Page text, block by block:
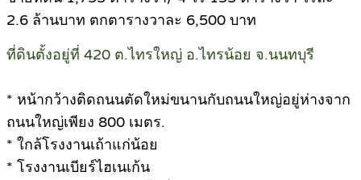
2.6 ล้านบาท ตกตารางวาละ 6,500 บาท
ที่ดินตั้งอยู่ที่ 420 ต.ไทรใหญ่ อ.ไทรน้อย จ.นนทบุรี
* หน้ากว้างติดถนนตัดใหม่ขนานกับถนนใหญ่อยู่ห่างจาก
ถนนใหญ่เพียง 800 เมตร.
* ใกล้โรงงานเถ้าแก่น้อย
* โรงงานเบียร์ไฮเนเก้น